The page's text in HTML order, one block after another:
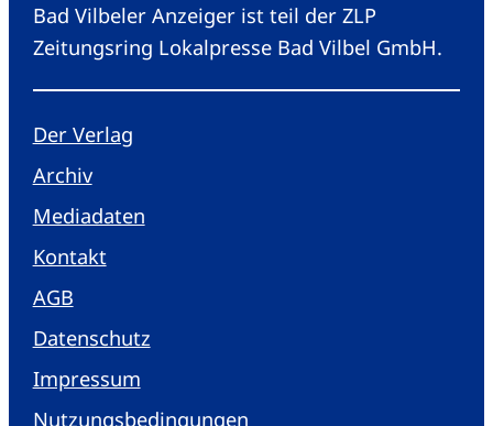
Bad Vilbeler Anzeiger ist teil der ZLP
Zeitungsring Lokalpresse Bad Vilbel GmbH.
Der Verlag
Archiv
Mediadaten
Kontakt
AGB
Datenschutz
Impressum
Nutzungsbedingungen